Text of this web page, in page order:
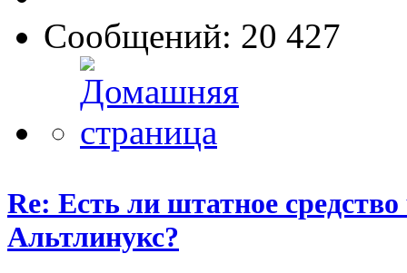
Сообщений: 20 427
Re: Есть ли штатное
Альтлинукс?